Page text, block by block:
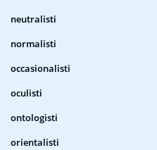
neutralisti
normalisti
occasionalisti
oculisti
ontologisti
orientalisti